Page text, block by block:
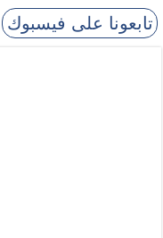
تابعونا على فيسبوك